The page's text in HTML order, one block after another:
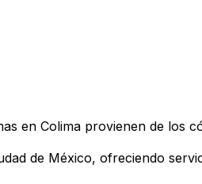
en Colima provienen de los
de México, ofreciendo